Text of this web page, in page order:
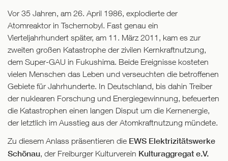
Vor 35 Jahren, am 26. April 1986, explodierte der
Atomreaktor in Tschernobyl. Fast genau ein
Vierteljahrhundert später, am 11. März 2011, kam es zur
zweiten großen Katastrophe der zivilen Kernkraftnutzung,
dem Super-GAU in Fukushima. Beide Ereignisse kosteten
vielen Menschen das Leben und verseuchten die betroffenen
Gebiete für Jahrhunderte. In Deutschland, bis dahin Treiber
der nuklearen Forschung und Energiegewinnung, befeuerten
die Katastrophen einen langen Disput um die Kernenergie,
der letztlich im Ausstieg aus der Atomkraftnutzung mündete.
Zu diesem Anlass präsentieren die EWS Elektrizitätswerke
Schönau, der Freiburger Kulturverein Kulturaggregat e.V.